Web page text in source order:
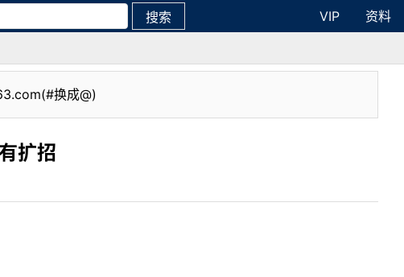
搜索 VIP
资料
换成@)
扩招